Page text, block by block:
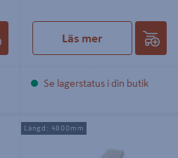
Läs mer
Se lagerstatus i din butik
YTTERPANEL 22X170X4800 G4-2
Längd: 4800mm